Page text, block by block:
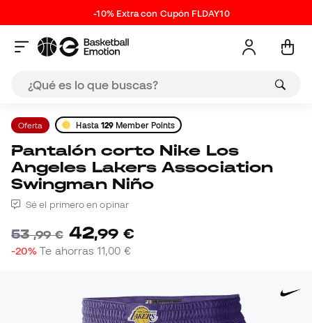
-10% Extra con Cupón FLDAY10
Oferta Hasta 129 Member Points
Pantalón corto Nike Los
Angeles Lakers Association
Swingman Niño
Sé el primero en opinar
53,99 € 42,99 €
-20% Te ahorras11,00 €